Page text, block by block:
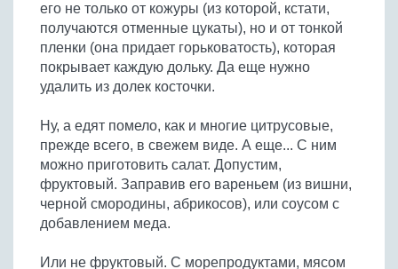
Бобовые
Яйца
Крупы
его не только от кожуры (из которой, кстати,
получаются отменные цукаты), но и от тонкой
пленки (она придает горьковатость), которая
покрывает каждую дольку. Да еще нужно
удалить из долек косточки.
Ну, а едят помело, как и многие цитрусовые,
прежде всего, в свежем виде. А еще... С ним
можно приготовить салат. Допустим,
фруктовый. Заправив его вареньем (из вишни,
черной смородины, абрикосов), или соусом с
добавлением меда.
Или не фруктовый. С морепродуктами, мясом